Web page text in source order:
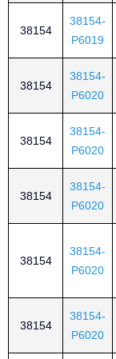
38154
38154-
P6019
38154
38154-
P6020
38154
38154-
P6020
38154
38154-
P6020
38154
38154-
P6020
38154
38154-
P6020